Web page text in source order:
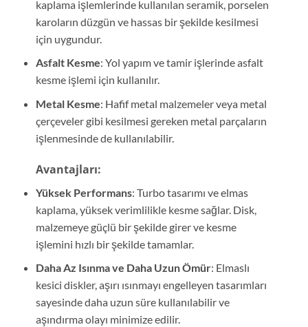
kaplama işlemlerinde kullanılan seramik, porselen
karoların düzgün ve hassas bir şekilde kesilmesi
için uygundur.
Asfalt Kesme: Yol yapım ve tamir işlerinde asfalt
kesme işlemi için kullanılır.
Metal Kesme: Hafif metal malzemeler veya metal
çerçeveler gibi kesilmesi gereken metal parçaların
işlenmesinde de kullanılabilir.
Avantajları:
Yüksek Performans: Turbo tasarımı ve elmas
kaplama, yüksek verimlilikle kesme sağlar. Disk,
malzemeye güçlü bir şekilde girer ve kesme
işlemini hızlı bir şekilde tamamlar.
Daha Az Isınma ve Daha Uzun Ömür: Elmaslı
kesici diskler, aşırı ısınmayı engelleyen tasarımları
sayesinde daha uzun süre kullanılabilir ve
aşındırma olayı minimize edilir.